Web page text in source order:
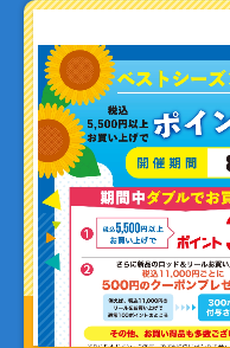
よくあるご質問
お問い合わせ
利用者資金の保全方法
Copyright (C)